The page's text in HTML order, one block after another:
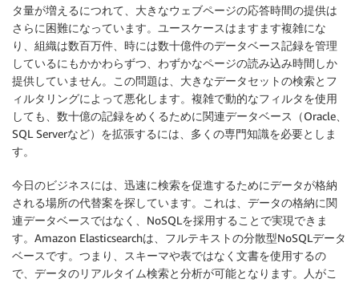
タ量が増えるにつれて、大きなウェブページの応答時間の提供は
さらに困難になっています。ユースケースはますます複雑にな
り、組織は数百万件、時には数十億件のデータベース記録を管理
しているにもかかわらずつ、わずかなページの読み込み時間しか
提供していません。この問題は、大きなデータセットの検索とフ
ィルタリングによって悪化します。複雑で動的なフィルタを使用
しても、数十億の記録をめくるために関連データベース（Oracle、
SQL Serverなど）を拡張するには、多くの専門知識を必要としま
す。
今日のビジネスには、迅速に検索を促進するためにデータが格納
される場所の代替案を探しています。これは、データの格納に関
連データベースではなく、NoSQLを採用することで実現できま
す。Amazon Elasticsearchは、フルテキストの分散型NoSQLデータ
ベースです。つまり、スキーマや表ではなく文書を使用するの
で、データのリアルタイム検索と分析が可能となります。人がこ